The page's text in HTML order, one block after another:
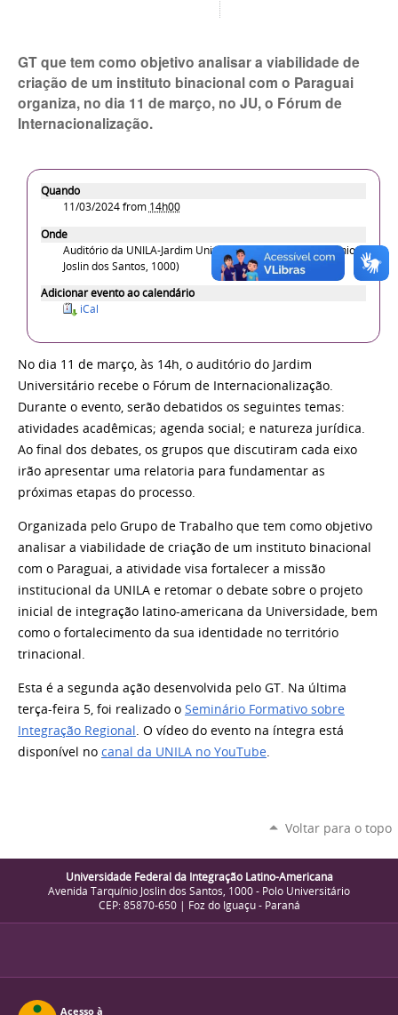
GT que tem como objetivo analisar a viabilidade de
criação de um instituto binacional com o Paraguai
organiza, no dia 11 de março, no JU, o Fórum de
Internacionalização.
Quando
11/03/2024from 14h00
Onde
Auditório da UNILA-Jardim Universitário (Avenida Tarquínio
Joslin dos Santos, 1000)
Adicionar evento ao calendário
iCal
No dia 11 de março, às 14h, o auditório do Jardim
Universitário recebe o Fórum de Internacionalização.
Durante o evento, serão debatidos os seguintes temas:
atividades acadêmicas; agenda social; e natureza jurídica.
Ao final dos debates, os grupos que discutiram cada eixo
irão apresentar uma relatoria para fundamentar as
próximas etapas do processo.
Organizada pelo Grupo de Trabalho que tem como objetivo
analisar a viabilidade de criação de um instituto binacional
com o Paraguai, a atividade visa fortalecer a missão
institucional da UNILA e retomar o debate sobre o projeto
inicial de integração latino-americana da Universidade, bem
como o fortalecimento da sua identidade no território
trinacional.
Esta é a segunda ação desenvolvida pelo GT. Na última
terça-feira 5, foi realizado o Seminário Formativo sobre
Integração Regional. O vídeo do evento na íntegra está
disponível no canal da UNILA no YouTube.
Voltar para o topo
Universidade Federal da Integração Latino-Americana
Avenida Tarquínio Joslin dos Santos, 1000 - Polo Universitário
CEP: 85870-650 | Foz do Iguaçu - Paraná